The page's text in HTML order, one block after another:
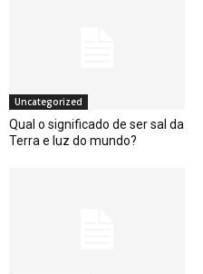
Uncategorized
Qual o significado de ser sal da
Terra e luz do mundo?